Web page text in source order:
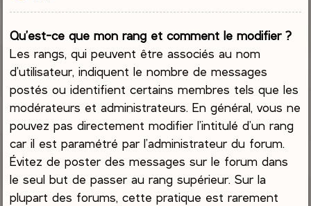
Qu’est-ce que mon rang et comment le modifier ?
Les rangs, qui peuvent être associés au nom
d’utilisateur, indiquent le nombre de messages
postés ou identifient certains membres tels que les
modérateurs et administrateurs. En général, vous ne
pouvez pas directement modifier l’intitulé d’un rang
car il est paramétré par l’administrateur du forum.
Évitez de poster des messages sur le forum dans
le seul but de passer au rang supérieur. Sur la
plupart des forums, cette pratique est rarement